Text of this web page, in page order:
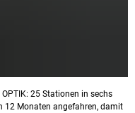
25 Stationen in sechs
12 Monaten angefahren, damit